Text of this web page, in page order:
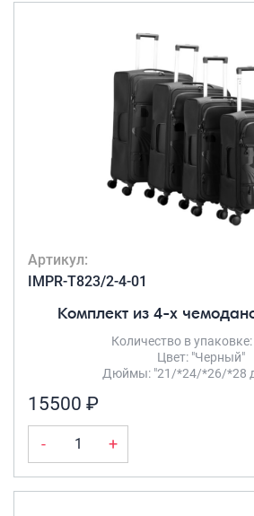
Артикул:
IMPR-T823/2-4-01
Комплект из 4-х
Количество в
Цвет: "Черный"
Дюймы: "21/*24/*26/*28
15500 ₽
- +